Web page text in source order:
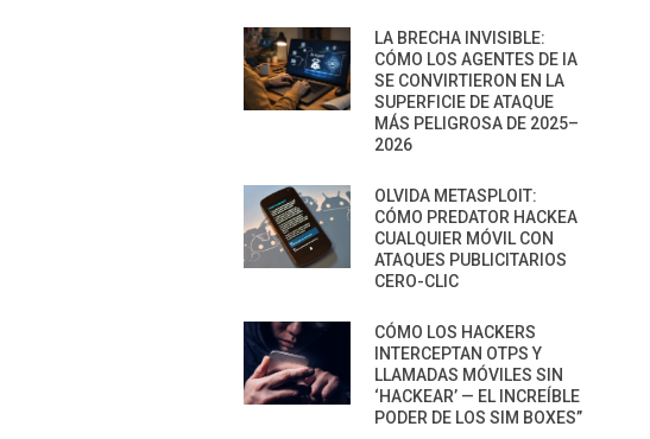
LA BRECHA INVISIBLE:
CÓMO LOS AGENTES DE IA
SE CONVIRTIERON EN LA
SUPERFICIE DE ATAQUE
MÁS PELIGROSA DE 2025–
2026
OLVIDA METASPLOIT:
CÓMO PREDATOR HACKEA
CUALQUIER MÓVIL CON
ATAQUES PUBLICITARIOS
CERO-CLIC
CÓMO LOS HACKERS
INTERCEPTAN OTPS Y
LLAMADAS MÓVILES SIN
‘HACKEAR’ — EL INCREÍBLE
PODER DE LOS SIM BOXES”